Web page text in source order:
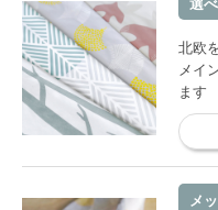
北欧
メイ
ます
メ